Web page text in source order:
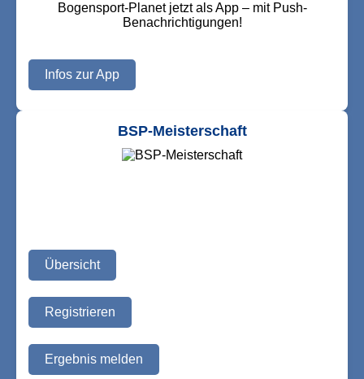
Bogensport-Planet jetzt als App – mit Push-
Benachrichtigungen!
Infos zur App
BSP-Meisterschaft
Übersicht
Registrieren
Ergebnis melden